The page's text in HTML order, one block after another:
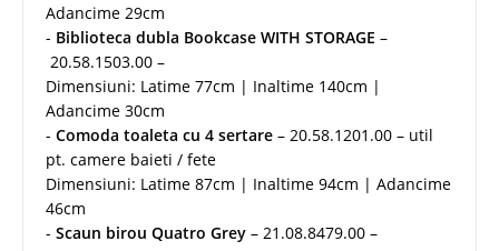
Adancime 29cm
- Biblioteca dubla Bookcase WITH STORAGE –
20.58.1503.00 –
Dimensiuni: Latime 77cm | Inaltime 140cm |
Adancime 30cm
- Comoda toaleta cu 4 sertare – 20.58.1201.00 – util
pt. camere baieti / fete
Dimensiuni: Latime 87cm | Inaltime 94cm | Adancime
46cm
- Scaun birou Quatro Grey – 21.08.8479.00 –